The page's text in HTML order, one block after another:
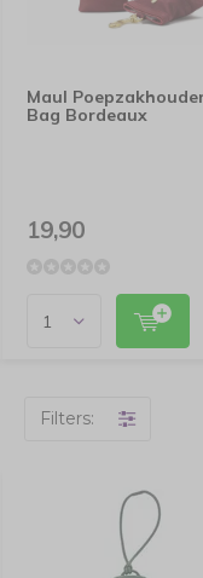
Maul
Bag Bordeaux
19,90
Filters: